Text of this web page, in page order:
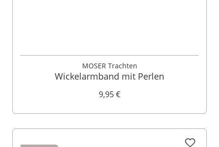
MOSER Trachten
Wickelarmband mit Perlen
9,95 €